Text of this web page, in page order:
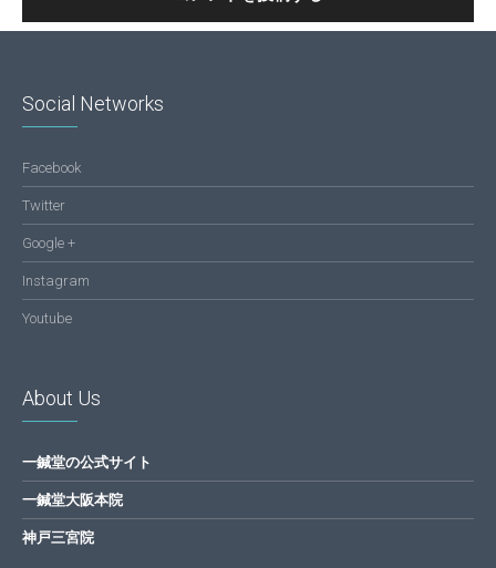
Social Networks
Facebook
Twitter
Google +
Instagram
Youtube
About Us
一鍼堂の公式サイト
一鍼堂大阪本院
神戸三宮院